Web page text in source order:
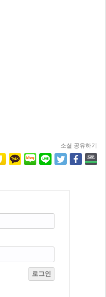
소셜 공유하기
로그인